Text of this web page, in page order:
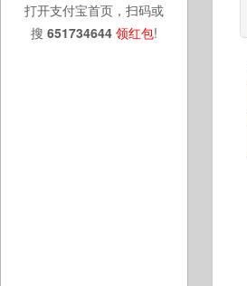
打开支付宝首页，扫码或
搜 651734644 领红包!